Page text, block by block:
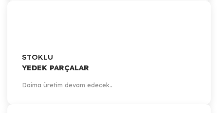
STOKLU
YEDEK PARÇALAR
Daima üretim devam edecek..